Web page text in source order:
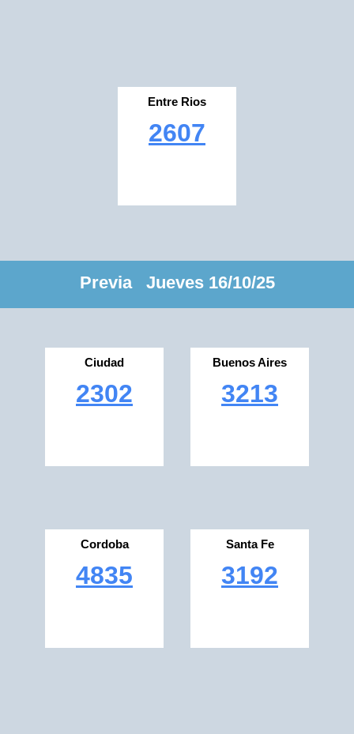
Entre Rios
2607
Previa Jueves 16/10/25
Ciudad
2302
Buenos Aires
3213
Cordoba
4835
Santa Fe
3192